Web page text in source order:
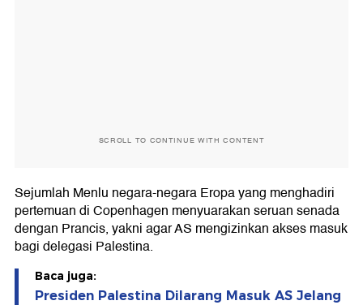
SCROLL TO CONTINUE WITH CONTENT
Sejumlah Menlu negara-negara Eropa yang menghadiri
pertemuan di Copenhagen menyuarakan seruan senada
dengan Prancis, yakni agar AS mengizinkan akses masuk
bagi delegasi Palestina.
Baca juga:
Presiden Palestina Dilarang Masuk AS Jelang